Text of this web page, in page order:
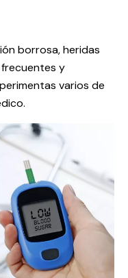
borrosa, heridas
y
varios de